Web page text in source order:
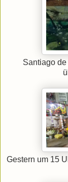
Santiago
Gestern um 15